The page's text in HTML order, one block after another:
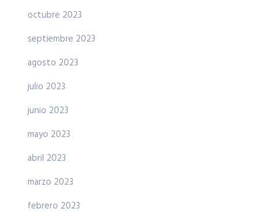
octubre 2023
septiembre 2023
agosto 2023
julio 2023
junio 2023
mayo 2023
abril 2023
marzo 2023
febrero 2023